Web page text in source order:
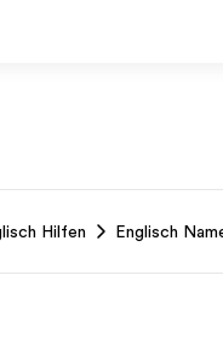
Hilfen Englisch